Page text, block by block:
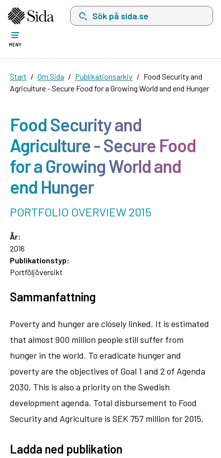
Sök på sida.se, sökförslag kommer att visas
MENY
Start Om Sida Publikationsarkiv
Food Security and
Agriculture - Secure Food for a Growing World and end Hunger
Food Security and
Agriculture - Secure Food
for a Growing World and
end Hunger
PORTFOLIO OVERVIEW 2015
År:
2016
Publikationstyp:
Portföljöversikt
Sammanfattning
Poverty and hunger are closely linked. It is estimated
that almost 900 million people still suffer from
hunger in the world. To eradicate hunger and
poverty are the objectives of Goal 1 and 2 of Agenda
2030. This is also a priority on the Swedish
development agenda. Total disbursement to Food
Security and Agriculture is SEK 757 million for 2015.
Ladda ned publikation